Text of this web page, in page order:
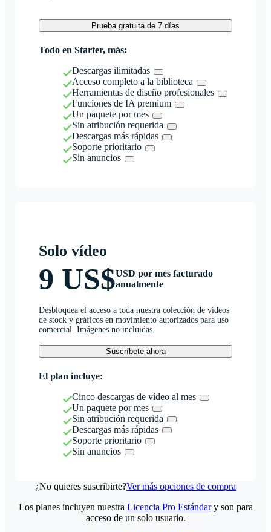
Prueba gratuita de 7 días
Todo en Starter, más:
Descargas ilimitadas
Acceso completo a la biblioteca
Herramientas de diseño profesionales
Funciones de IA premium
Un paquete por mes
Sin atribución requerida
Descargas más rápidas
Soporte prioritario
Sin anuncios
Solo vídeo
9 US$USD por mes facturado
anualmente
Desbloquea el acceso a toda nuestra colección de vídeos
de stock y gráficos en movimiento autorizados para uso
comercial. Imágenes no incluidas.
Suscríbete ahora
El plan incluye:
Cinco descargas de vídeo al mes
Un paquete por mes
Sin atribución requerida
Descargas más rápidas
Soporte prioritario
Sin anuncios
¿No quieres suscribirte?Ver más opciones de compra
Los planes incluyen nuestra Licencia Pro Estándary son para
acceso de un solo usuario.